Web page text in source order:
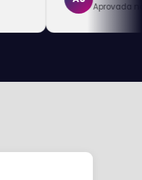
Aprovada no 45º Exame